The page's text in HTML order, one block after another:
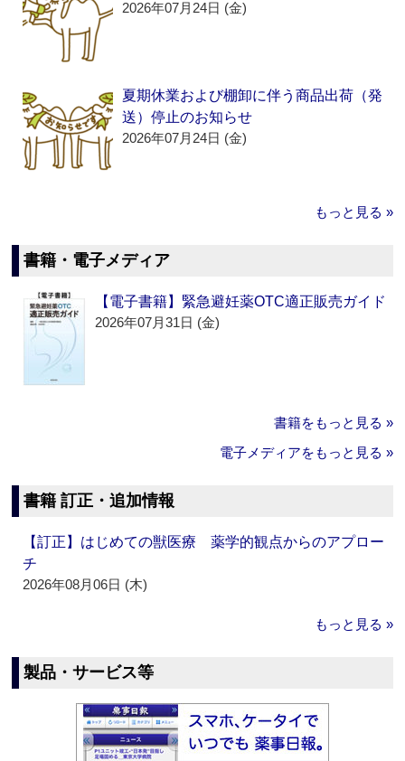
2026年07月24日 (金)
夏期休業および棚卸に伴う商品出荷（発
送）停止のお知らせ
2026年07月24日 (金)
もっと見る »
書籍・電子メディア
【電子書籍】緊急避妊薬OTC適正販売ガイド
2026年07月31日 (金)
書籍をもっと見る »
電子メディアをもっと見る »
書籍 訂正・追加情報
【訂正】はじめての獣医療 薬学的観点からのアプロー
チ
2026年08月06日 (木)
もっと見る »
製品・サービス等